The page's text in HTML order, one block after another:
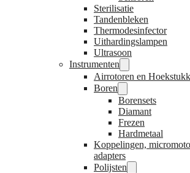
Sterilisatie
Tandenbleken
Thermodesinfector
Uithardingslampen
Ultrasoon
Instrumenten
Airrotoren en
Boren
Borensets
Diamant
Frezen
Hardmetaal
Koppelingen,
adapters
Polijsten